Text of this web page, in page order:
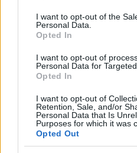
I want to opt-out of the
Personal Data.
Opted In
I want to opt-out of
Personal Data for
Opted In
I want to opt-out of
Retention, Sale, and/or
Personal Data that Is
Purposes for which it was
Opted Out